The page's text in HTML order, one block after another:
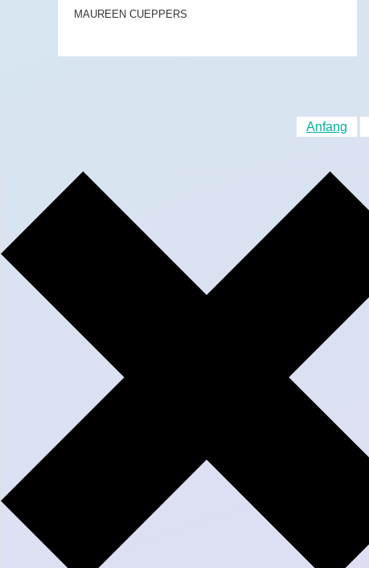
MAUREEN CUEPPERS
Anfang